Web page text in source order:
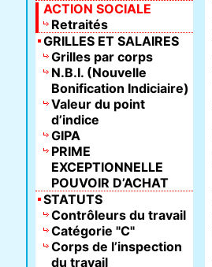
ACTION SOCIALE
Retraités
GRILLES ET SALAIRES
Grilles par corps
N.B.I. (Nouvelle
Bonification Indiciaire)
Valeur du point
d’indice
GIPA
PRIME
EXCEPTIONNELLE
POUVOIR D’ACHAT
STATUTS
Contrôleurs du travail
Catégorie "C"
Corps de l’inspection
du travail